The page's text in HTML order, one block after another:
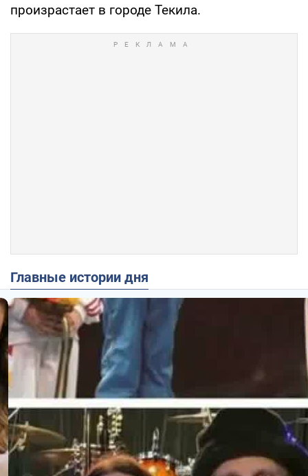
произрастает в городе Текила.
Главные истории дня